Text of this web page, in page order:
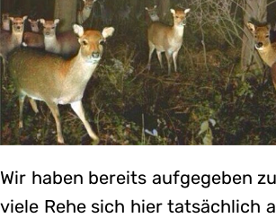
Wir haben bereits aufgegeben
viele Rehe sich hier tatsächlich